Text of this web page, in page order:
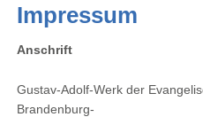
Impressum
Anschrift
Gustav-Adolf-Werk der
Brandenburg-